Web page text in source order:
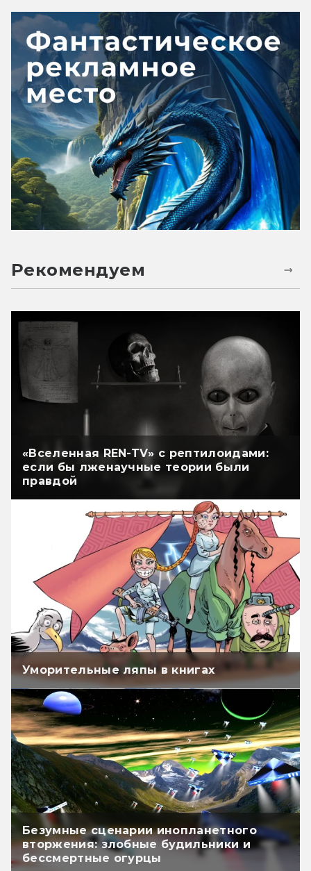
Рекомендуем
«Вселенная REN-TV» с рептилоидами:
если бы лженаучные теории были
правдой
Уморительные ляпы в книгах
Безумные сценарии инопланетного
вторжения: злобные будильники и
бессмертные огурцы